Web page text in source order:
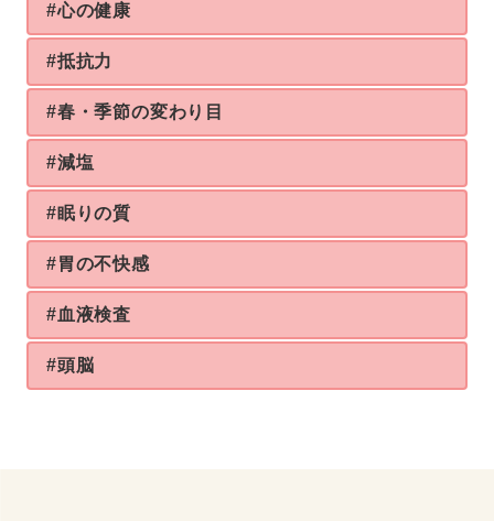
#心の健康
#抵抗力
#春・季節の変わり目
#減塩
#眠りの質
#胃の不快感
#血液検査
#頭脳